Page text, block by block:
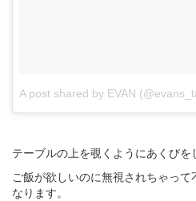
A post shared by EVAN
テーブルの上を覗くようにあくびを
ご飯が欲しいのに無視されちゃって
なります。